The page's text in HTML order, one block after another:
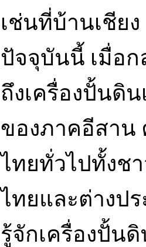
เช่นที่บ้านเชีย
ปัจจุบันนี้ เมื่อก
ถึงเครื่องปั้นดิน
ของภาคอีสาน
ไทยทั่วไปทั้งช
ไทยและต่างปร
รู้จักเครื่องปั้นดิ